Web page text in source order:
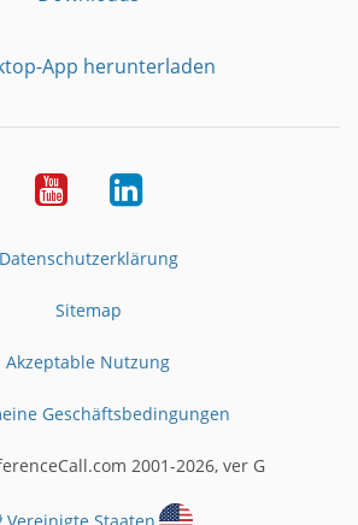
App herunterladen
YouTubeLinkedIn
Datenschutzerklärung
Sitemap
Akzeptable Nutzung
Geschäftsbedingungen
2001-2026, ver G